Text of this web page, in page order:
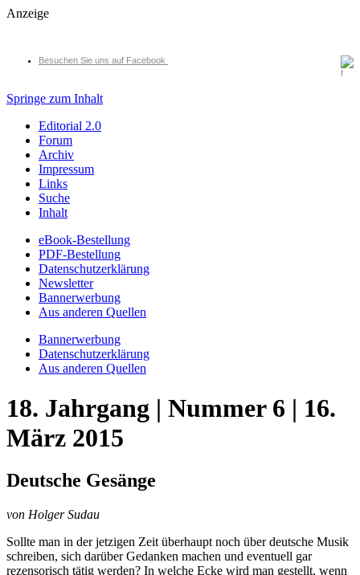
Anzeige
Besuchen Sie uns auf Facebook
Springe zum Inhalt
Editorial 2.0
Forum
Archiv
Impressum
Links
Suche
Inhalt
eBook-Bestellung
PDF-Bestellung
Datenschutzerklärung
Newsletter
Bannerwerbung
Aus anderen Quellen
Bannerwerbung
Datenschutzerklärung
Aus anderen Quellen
18. Jahrgang | Nummer 6 | 16.
März 2015
Deutsche Gesänge
von Holger Sudau
Sollte man in der jetzigen Zeit überhaupt noch über deutsche Musik
schreiben, sich darüber Gedanken machen und eventuell gar
rezensorisch tätig werden? In welche Ecke wird man gestellt, wenn